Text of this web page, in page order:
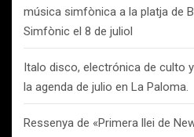
música simfònica a la platja de
Simfònic el 8 de juliol
Italo disco, electrónica de culto
la agenda de julio en La Paloma.
Ressenya de «Primera llei de